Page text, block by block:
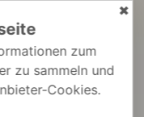
✖
zum
zu sammeln und
Cookies.